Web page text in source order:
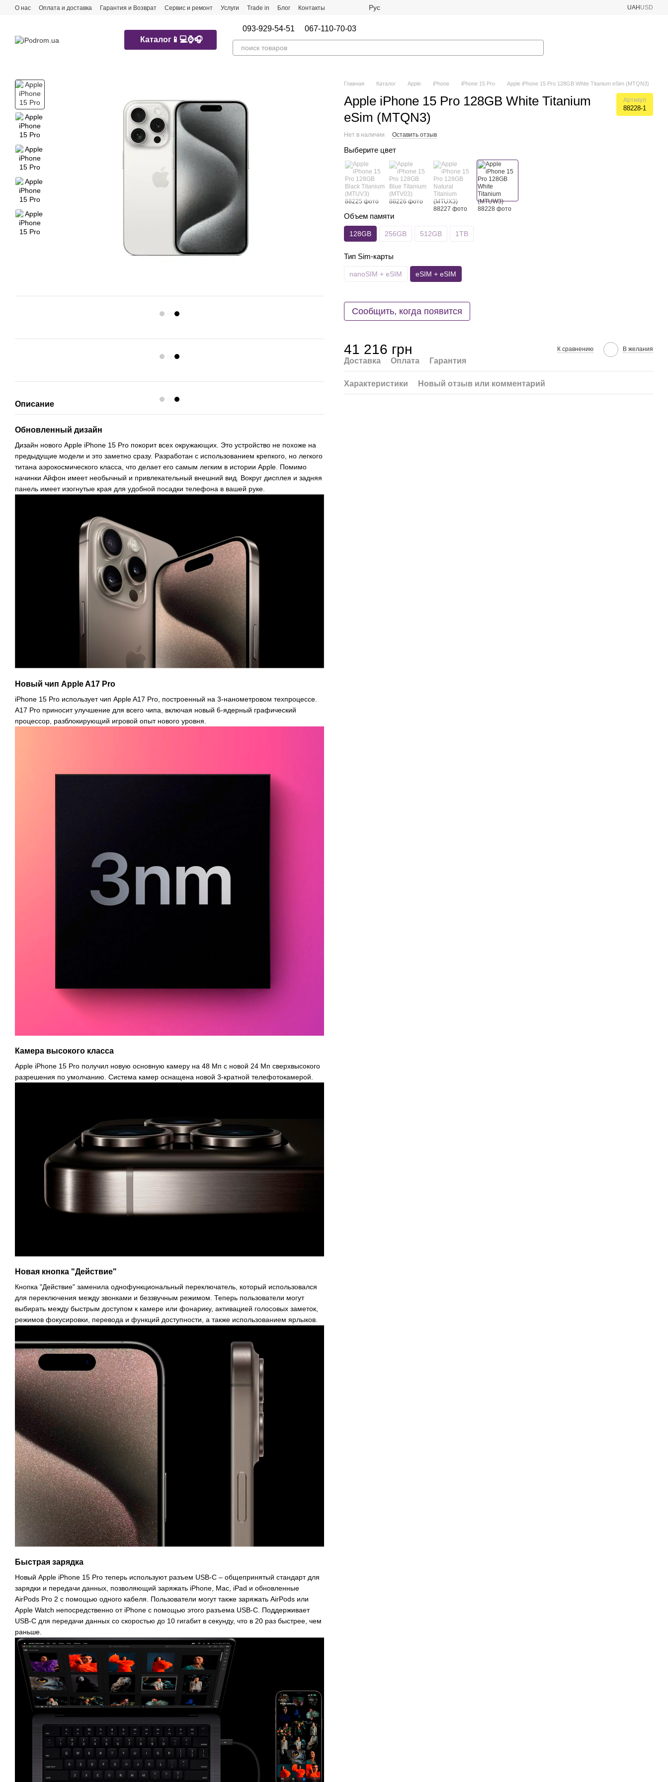
Перейти к основному контенту
О нас Оплата и доставка Гарантия и Возврат Сервис и ремонт Услуги Trade in Блог Контакты Рус UAH USD
Каталог📱💻⌚️🎧
093-929-54-51 067-110-70-03
Описание
Обновленный дизайн
Дизайн нового Apple iPhone 15 Pro покорит всех окружающих. Это устройство не похоже на
предыдущие модели и это заметно сразу. Разработан с использованием крепкого, но легкого
титана аэрокосмического класса, что делает его самым легким в истории Apple. Помимо
начинки Айфон имеет необычный и привлекательный внешний вид. Вокруг дисплея и задняя
панель имеет изогнутые края для удобной посадки телефона в вашей руке.
Новый чип Apple A17 Pro
iPhone 15 Pro использует чип Apple A17 Pro, построенный на 3-нанометровом техпроцессе.
A17 Pro приносит улучшение для всего чипа, включая новый 6-ядерный графический
процессор, разблокирующий игровой опыт нового уровня.
Камера высокого класса
Apple iPhone 15 Pro получил новую основную камеру на 48 Мп с новой 24 Мп сверхвысокого
разрешения по умолчанию. Система камер оснащена новой 3-кратной телефотокамерой.
Новая кнопка "Действие"
Кнопка "Действие" заменила однофункциональный переключатель, который использовался
для переключения между звонками и беззвучным режимом. Теперь пользователи могут
выбирать между быстрым доступом к камере или фонарику, активацией голосовых заметок,
режимов фокусировки, перевода и функций доступности, а также использованием ярлыков.
Быстрая зарядка
Новый Apple iPhone 15 Pro теперь используют разъем USB-C – общепринятый стандарт для
зарядки и передачи данных, позволяющий заряжать iPhone, Mac, iPad и обновленные
AirPods Pro 2 с помощью одного кабеля. Пользователи могут также заряжать AirPods или
Apple Watch непосредственно от iPhone с помощью этого разъема USB-C. Поддерживает
USB-С для передачи данных со скоростью до 10 гигабит в секунду, что в 20 раз быстрее, чем
раньше.
Главная Каталог Apple iPhone iPhone 15 Pro Apple iPhone 15 Pro 128GB White Titanium eSim (MTQN3)
Apple iPhone 15 Pro 128GB White Titanium
eSim (MTQN3)
Артикул
88228-1
Нет в наличии Оставить отзыв
Выберите цвет
Объем памяти
128GB 256GB 512GB 1TB
Тип Sim-карты
nanoSIM + eSIM eSIM + eSIM
Сообщить, когда появится
41 216 грн К сравнению В желания
Доставка Оплата Гарантия
Характеристики Новый отзыв или комментарий